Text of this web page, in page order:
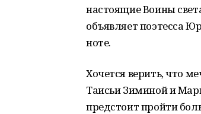
настоящие Воины
объявляет поэтесса
ноте.
Хочется верить, что
Таисьи Зиминой и
предстоит пройти